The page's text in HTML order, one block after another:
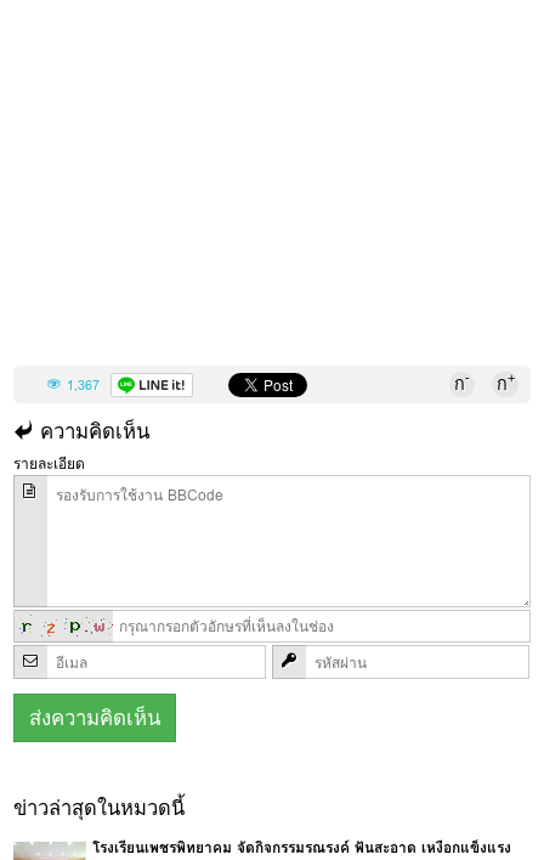
1,367 ก- ก+
ความคิดเห็น
รายละเอียด
ข่าวล่าสุดในหมวดนี้
โรงเรียนเพชรพิทยาคม จัดกิจกรรมรณรงค์ ฟันสะอาด เหงือกแข็งแรง